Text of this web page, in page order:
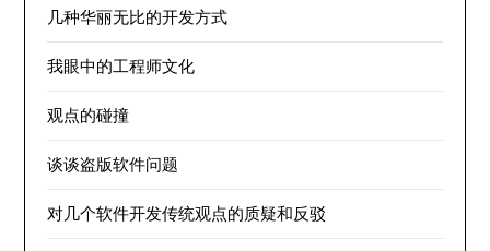
几种华丽无比的开发方式
我眼中的工程师文化
观点的碰撞
谈谈盗版软件问题
对几个软件开发传统观点的质疑和反驳